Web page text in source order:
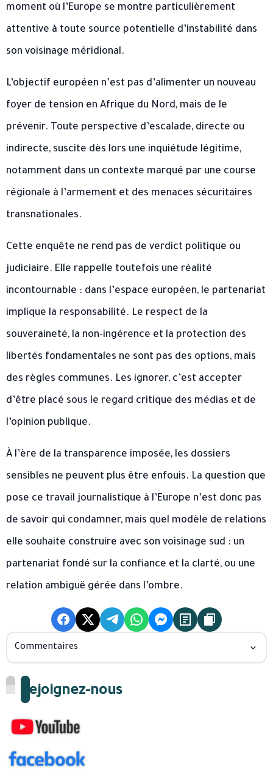
moment où l’Europe se montre particulièrement
attentive à toute source potentielle d’instabilité dans
son voisinage méridional.
L’objectif européen n’est pas d’alimenter un nouveau
foyer de tension en Afrique du Nord, mais de le
prévenir. Toute perspective d’escalade, directe ou
indirecte, suscite dès lors une inquiétude légitime,
notamment dans un contexte marqué par une course
régionale à l’armement et des menaces sécuritaires
transnationales.
Cette enquête ne rend pas de verdict politique ou
judiciaire. Elle rappelle toutefois une réalité
incontournable : dans l’espace européen, le partenariat
implique la responsabilité. Le respect de la
souveraineté, la non-ingérence et la protection des
libertés fondamentales ne sont pas des options, mais
des règles communes. Les ignorer, c’est accepter
d’être placé sous le regard critique des médias et de
l’opinion publique.
À l’ère de la transparence imposée, les dossiers
sensibles ne peuvent plus être enfouis. La question que
pose ce travail journalistique à l’Europe n’est donc pas
de savoir qui condamner, mais quel modèle de relations
elle souhaite construire avec son voisinage sud : un
partenariat fondé sur la confiance et la clarté, ou une
relation ambiguë gérée dans l’ombre.
Commentaires
Rejoignez-nous